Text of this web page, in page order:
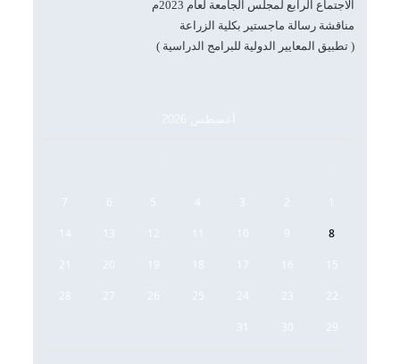
الاجتماع الرابع لمجلس الجامعة لعام 2023م
مناقشة رسالة ماجستير بكلية الزراعة
( تطبيق المعايير الدولية للبرامج الدراسية )
1
2
3
4
6
7
8
9
10
11
12
13
14
15
16
17
18
19
20
21
22
23
24
25
26
27
28
29
30
31